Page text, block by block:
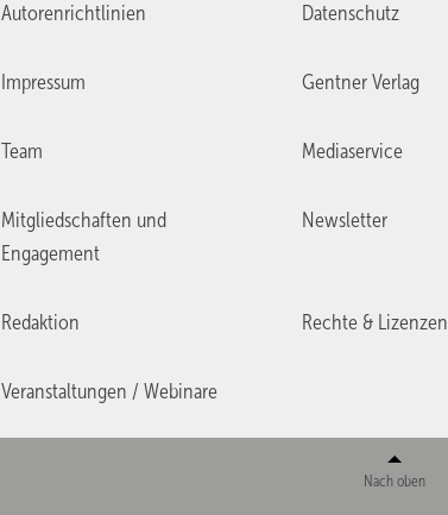
Autorenrichtlinien Datenschutz
Impressum Gentner Verlag
Team Mediaservice
Mitgliedschaften und
Engagement
Newsletter
Redaktion Rechte & Lizenzen
Veranstaltungen / Webinare
Nach oben